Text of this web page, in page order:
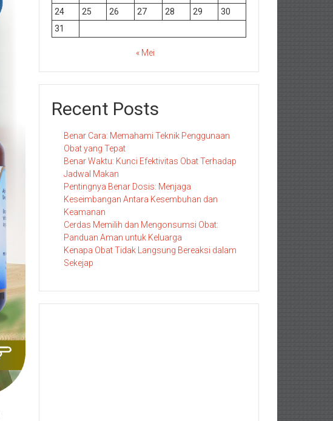
24
25 26 27 28 29
30
31
« Mei
Recent Posts
Benar Cara: Memahami Teknik Penggunaan
Obat yang Tepat
Benar Waktu: Kunci Efektivitas Obat Terhadap
Jadwal Makan
Pentingnya Benar Dosis: Menjaga
Keseimbangan Antara Kesembuhan dan
Keamanan
Cerdas Memilih dan Mengonsumsi Obat:
Panduan Aman untuk Keluarga
Kenapa Obat Tidak Langsung Bereaksi dalam
Sekejap